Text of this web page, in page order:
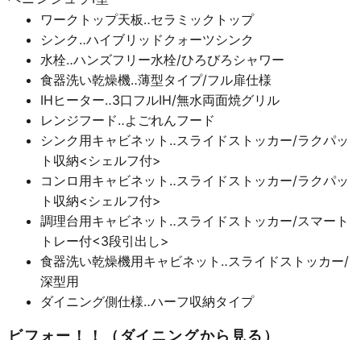
ワークトップ天板‥セラミックトップ
シンク‥ハイブリッドクォーツシンク
水栓‥ハンズフリー水栓/ひろびろシャワー
食器洗い乾燥機‥薄型タイプ/フル扉仕様
IHヒーター‥3口フルIH/無水両面焼グリル
レンジフード‥よごれんフード
シンク用キャビネット‥スライドストッカー/ラクパッ
ト収納<シェルフ付>
コンロ用キャビネット‥スライドストッカー/ラクパッ
ト収納<シェルフ付>
調理台用キャビネット‥スライドストッカー/スマート
トレー付<3段引出し>
食器洗い乾燥機用キャビネット‥スライドストッカー/
深型用
ダイニング側仕様‥ハーフ収納タイプ
ビフォー！！（ダイニングから見る）